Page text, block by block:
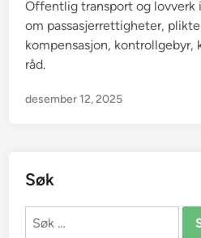
d
i
n
Offentlig transport og lovverk
om passasjerrettigheter,
kompensasjon, kontrollgebyr,
råd.
desember 12, 2025
Søk
Søk